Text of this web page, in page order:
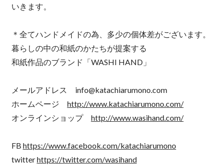
いきます。
＊全てハンドメイドの為、多少の個体差がございます。
暮らしの中の和紙のかたちが提案する
和紙作品のブランド「WASHI HAND」
メールアドレス info@katachiarumono.com
ホームページ http://www.katachiarumono.com/
オンラインショップ http://www.wasihand.com/
FB https://www.facebook.com/katachiarumono
twitterhttps://twitter.com/wasihand